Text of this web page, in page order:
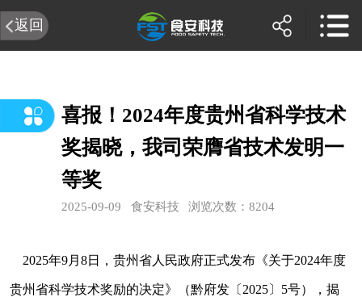
返回
喜报！2024年度贵州省科学技术
奖揭晓，我司荣膺省技术发明一
等奖
2025-09-09 食安科技 浏览次数：8204
2025年9月8日，贵州省人民政府正式发布《关于2024年度
贵州省科学技术奖励的决定》（黔府发〔2025〕5号），揭